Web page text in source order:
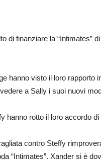
di finanziare la “Intimates”
hanno visto il loro rapporto
a Sally i suoi nuovi
hanno rotto il loro accordo di
contro Steffy
“Intimates”. Xander si è